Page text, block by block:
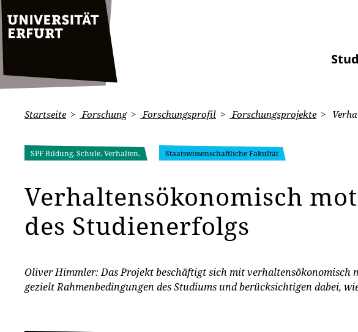
Startseite Forschung Forschungsprofil Forschungsprojekte
SPF Bildung. Schule. Verhalten. Staatswissenschaftliche Fakultät
Verhaltensökonomisch
des Studienerfolgs
Oliver Himmler: Das Projekt beschäftigt sich mit
gezielt Rahmenbedingungen des Studiums und berücksichtigen dabei,